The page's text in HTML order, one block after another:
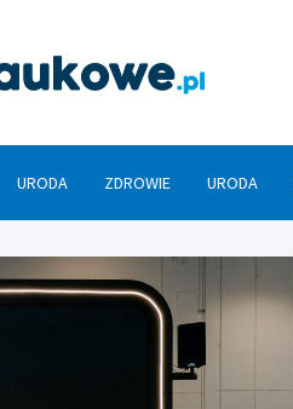
URODA ZDROWIE URODA